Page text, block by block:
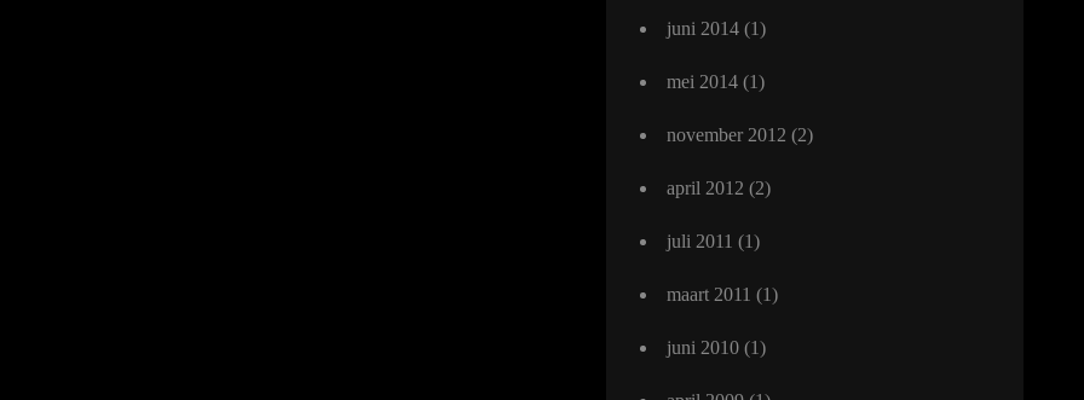
juni 2014(1)
mei 2014(1)
november 2012 (2)
april 2012 (2)
juli 2011 (1)
maart 2011 (1)
juni 2010(1)